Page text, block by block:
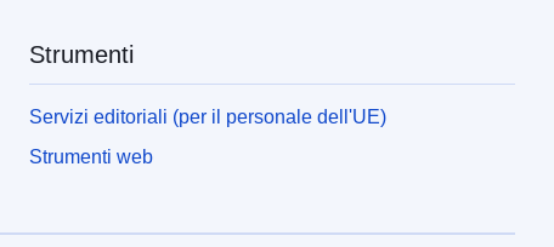
Strumenti
Servizi editoriali (per il personale dell'UE)
Strumenti web